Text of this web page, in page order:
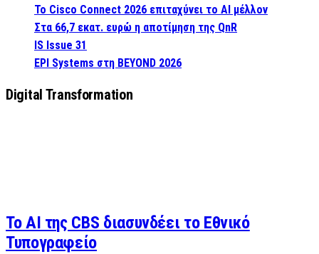
Το Cisco Connect 2026 επιταχύνει το AI μέλλον
Στα 66,7 εκατ. ευρώ η αποτίμηση της QnR
IS Issue 31
EPI Systems στη BEYOND 2026
Digital Transformation
Το AI της CBS διασυνδέει το Εθνικό
Τυπογραφείο